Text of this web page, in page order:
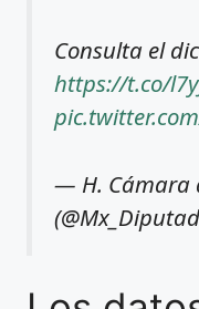
Consulta el
https://t.co/
— H. Cámara